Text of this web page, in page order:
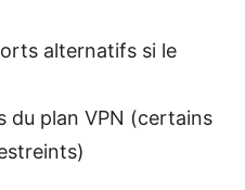
alternatifs si le
du plan VPN (certains